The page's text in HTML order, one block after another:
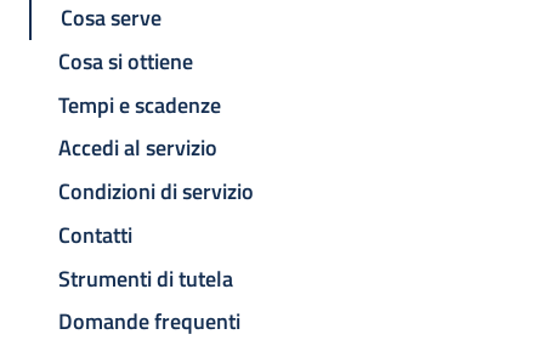
Cosa serve
Cosa si ottiene
Tempi e scadenze
Accedi al servizio
Condizioni di servizio
Contatti
Strumenti di tutela
Domande frequenti